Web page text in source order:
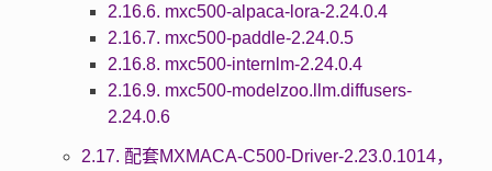
2.16.6. mxc500-alpaca-lora-2.24.0.4
2.16.7. mxc500-paddle-2.24.0.5
2.16.8. mxc500-internlm-2.24.0.4
2.16.9. mxc500-modelzoo.llm.diffusers-
2.24.0.6
2.17. 配套MXMACA-C500-Driver-2.23.0.1014，